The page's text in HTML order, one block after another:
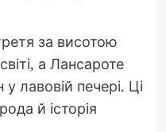
за висотою
а Лансароте
лавовій печері. Ці
й історія